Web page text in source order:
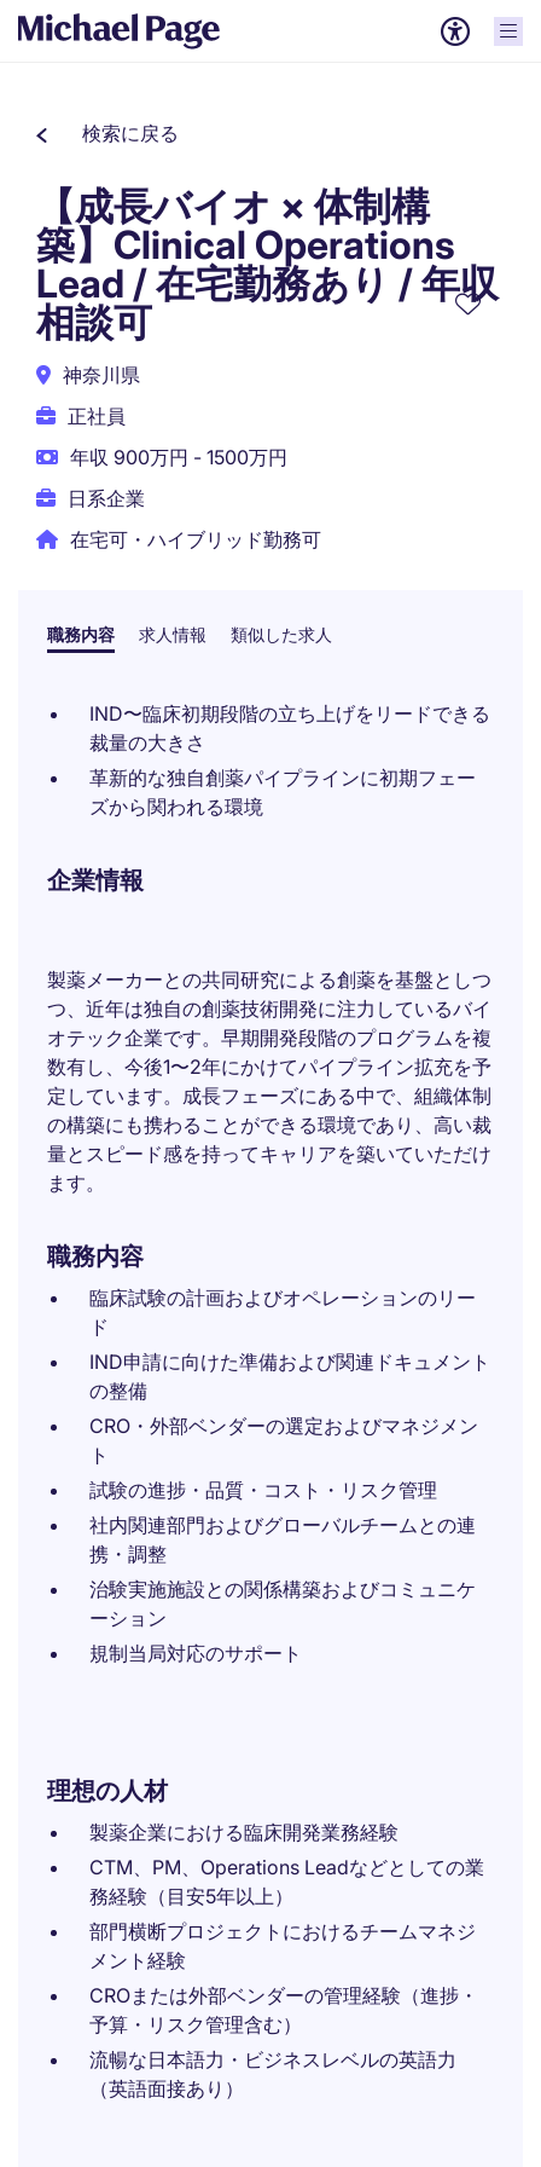
検索に戻る
【成長バイオ × 体制構
築】Clinical Operations
Lead / 在宅勤務あり / 年収
相談可
神奈川県
正社員
年収 900万円 - 1500万円
日系企業
在宅可・ハイブリッド勤務可
職務内容 求人情報 類似した求人
IND〜臨床初期段階の立ち上げをリードできる
裁量の大きさ
革新的な独自創薬パイプラインに初期フェー
ズから関われる環境
企業情報
製薬メーカーとの共同研究による創薬を基盤としつ
つ、近年は独自の創薬技術開発に注力しているバイ
オテック企業です。早期開発段階のプログラムを複
数有し、今後1〜2年にかけてパイプライン拡充を予
定しています。成長フェーズにある中で、組織体制
の構築にも携わることができる環境であり、高い裁
量とスピード感を持ってキャリアを築いていただけ
ます。
職務内容
臨床試験の計画およびオペレーションのリー
ド
IND申請に向けた準備および関連ドキュメント
の整備
CRO・外部ベンダーの選定およびマネジメン
ト
試験の進捗・品質・コスト・リスク管理
社内関連部門およびグローバルチームとの連
携・調整
治験実施施設との関係構築およびコミュニケ
ーション
規制当局対応のサポート
理想の人材
製薬企業における臨床開発業務経験
CTM、PM、Operations Leadなどとしての業
務経験（目安5年以上）
部門横断プロジェクトにおけるチームマネジ
メント経験
CROまたは外部ベンダーの管理経験（進捗・
予算・リスク管理含む）
流暢な日本語力・ビジネスレベルの英語力
（英語面接あり）